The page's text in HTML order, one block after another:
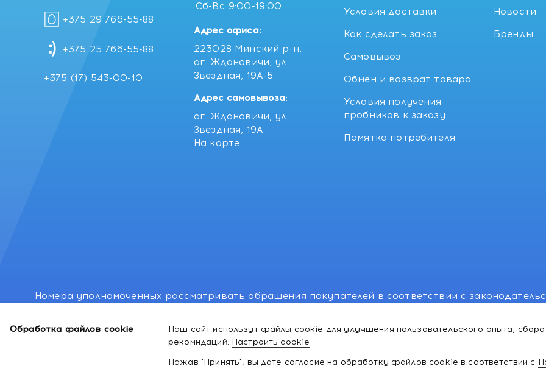
Обработка файлов cookie
Наш сайт использут файлы cookie для улучшения пользовательского опыта, сбора
рекомндаций. Настроить cookie
Нажав "Принять", вы дате согласие на обработку файлов cookie в соответствии с
+375 29 766-55-88
+375 25 766-55-88
+375 (17) 543-00-10
Сб-Вс 9:00-19:00
Адрес офиса:
223028 Минский р-н,
аг. Ждановичи, ул.
Звездная, 19А-5
Адрес самовывоза:
аг. Ждановичи, ул.
Звездная, 19А
На карте
Условия доставки
Как сделать заказ
Самовывоз
Обмен и возврат товара
Условия получения
пробников к заказу
Памятка потребителя
Новости
Бренды
Номера уполномоченных рассматривать обращения покупателей в соответствии с
Номер и адрес электронной почты лица, уполномоченного рассматривать обращения
законодательством о защите прав потребителей:766-55-88 (для всех мобильных операторов),